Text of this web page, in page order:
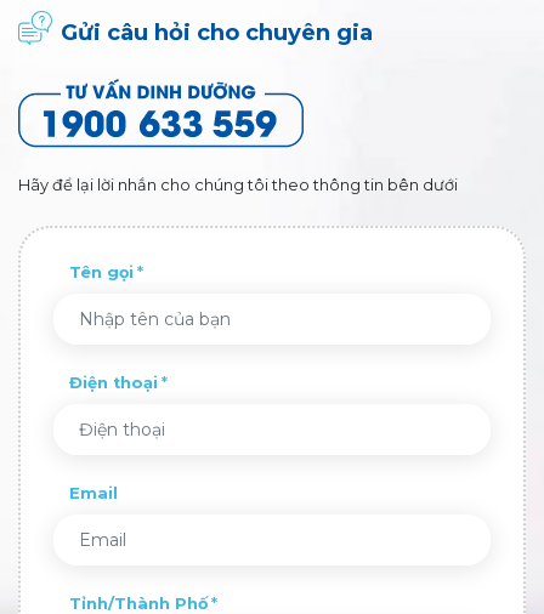
Gửi câu hỏi cho chuyên gia
Hãy để lại lời nhắn cho chúng tôi theo thông tin bên dưới
Tên gọi
Điện thoại
Email
Tỉnh/Thành Phố